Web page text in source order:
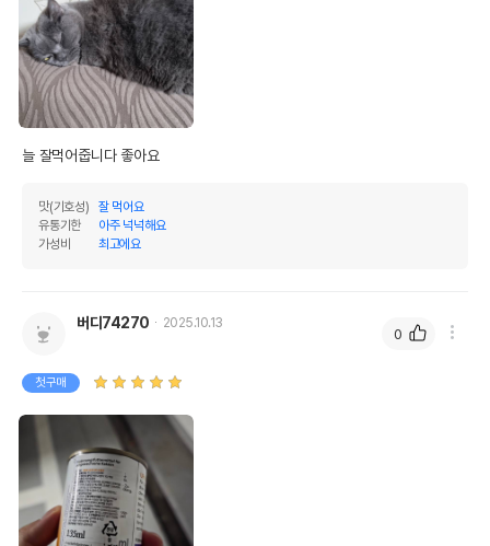
늘 잘먹어줍니다 좋아요
맛(기호성)
잘 먹어요
유통기한
아주 넉넉해요
가성비
최고에요
버디74270 2025.10.13
첫구매
0